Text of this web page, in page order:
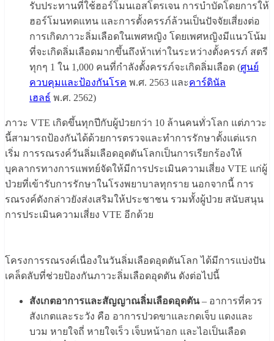
รับประทานที่ใช้ฮอร์โมนเอสโตรเจน การบำบัดโดยการให้
ฮอร์โมนทดแทน และการตั้งครรภ์ล้วนเป็นปัจจัยเสี่ยงต่อ
การเกิดภาวะลิ่มเลือดในเพศหญิง โดยเพศหญิงมีแนวโน้ม
ที่จะเกิดลิ่มเลือดมากขึ้นถึงห้าเท่าในระหว่างตั้งครรภ์ สตรี
ทุกๆ 1 ใน 1,000 คนที่กำลังตั้งครรภ์จะเกิดลิ่มเลือด (ศูนย์
ควบคุมและป้องกันโรค พ.ศ. 2563 และคาร์ดินัล
เฮลธ์ พ.ศ. 2562)
ภาวะ VTE เกิดขึ้นทุกปีกับผู้ป่วยกว่า 10 ล้านคนทั่วโลก แต่ภาวะ
นี้สามารถป้องกันได้ด้วยการตรวจและทำการรักษาตั้งแต่แรก
เริ่ม การรณรงค์วันลิ่มเลือดอุดตันโลกเป็นการเรียกร้องให้
บุคลากรทางการแพทย์จัดให้มีการประเมินความเสี่ยง VTE แก่ผู้
ป่วยที่เข้ารับการรักษาในโรงพยาบาลทุกราย นอกจากนี้ การ
รณรงค์ดังกล่าวยังส่งเสริมให้ประชาชน รวมทั้งผู้ป่วย สนับสนุน
การประเมินความเสี่ยง VTE อีกด้วย
โครงการรณรงค์เนื่องในวันลิ่มเลือดอุดตันโลก ได้มีการแบ่งปัน
เคล็ดลับที่ช่วยป้องกันภาวะลิ่มเลือดอุดตัน ดังต่อไปนี้
สังเกตอาการและสัญญาณลิ่มเลือดอุดตัน– อาการที่ควร
สังเกตและระวัง คือ อาการปวดขาและกดเจ็บ แดงและ
บวม หายใจถี่ หายใจเร็ว เจ็บหน้าอก และไอเป็นเลือด